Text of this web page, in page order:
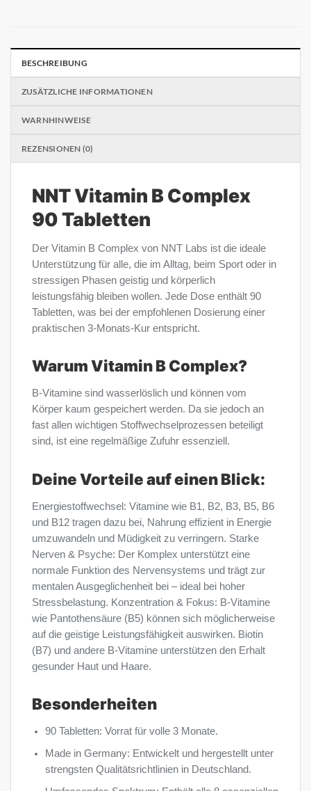
BESCHREIBUNG
ZUSÄTZLICHE INFORMATIONEN
WARNHINWEISE
REZENSIONEN (0)
NNT Vitamin B Complex
90 Tabletten
Der Vitamin B Complex von NNT Labs ist die ideale
Unterstützung für alle, die im Alltag, beim Sport oder in
stressigen Phasen geistig und körperlich
leistungsfähig bleiben wollen. Jede Dose enthält 90
Tabletten, was bei der empfohlenen Dosierung einer
praktischen 3-Monats-Kur entspricht.
Warum Vitamin B Complex?
B-Vitamine sind wasserlöslich und können vom
Körper kaum gespeichert werden. Da sie jedoch an
fast allen wichtigen Stoffwechselprozessen beteiligt
sind, ist eine regelmäßige Zufuhr essenziell.
Deine Vorteile auf einen Blick:
Energiestoffwechsel: Vitamine wie B1, B2, B3, B5, B6
und B12 tragen dazu bei, Nahrung effizient in Energie
umzuwandeln und Müdigkeit zu verringern. Starke
Nerven & Psyche: Der Komplex unterstützt eine
normale Funktion des Nervensystems und trägt zur
mentalen Ausgeglichenheit bei – ideal bei hoher
Stressbelastung. Konzentration & Fokus: B-Vitamine
wie Pantothensäure (B5) können sich möglicherweise
auf die geistige Leistungsfähigkeit auswirken. Biotin
(B7) und andere B-Vitamine unterstützen den Erhalt
gesunder Haut und Haare.
Besonderheiten
90 Tabletten: Vorrat für volle 3 Monate.
Made in Germany: Entwickelt und hergestellt unter
strengsten Qualitätsrichtlinien in Deutschland.